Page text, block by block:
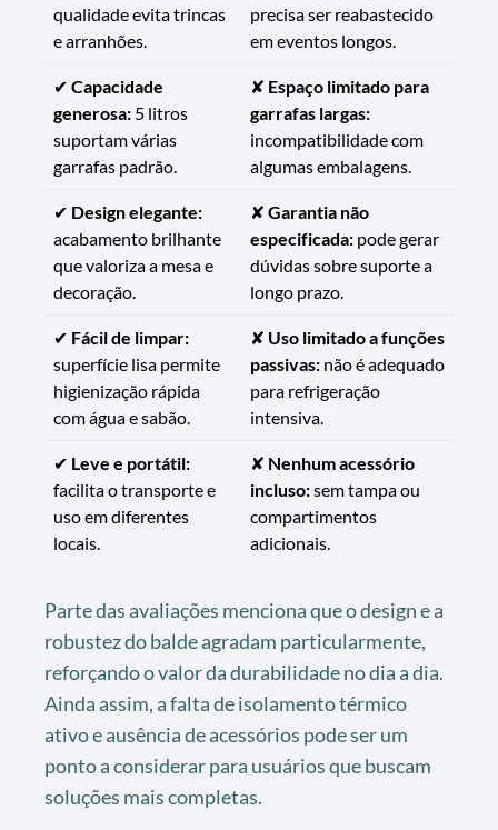
qualidade evita trincas
e arranhões.
precisa ser reabastecido
em eventos longos.
✔ Capacidade
generosa: 5 litros
suportam várias
garrafas padrão.
✘ Espaço limitado para
garrafas largas:
incompatibilidade com
algumas embalagens.
✔ Design elegante:
acabamento brilhante
que valoriza a mesa e
decoração.
✘ Garantia não
especificada: pode gerar
dúvidas sobre suporte a
longo prazo.
✔ Fácil de limpar:
superfície lisa permite
higienização rápida
com água e sabão.
✘ Uso limitado a funções
passivas: não é adequado
para refrigeração
intensiva.
✔ Leve e portátil:
facilita o transporte e
uso em diferentes
locais.
✘ Nenhum acessório
incluso:sem tampa ou
compartimentos
adicionais.
Parte das avaliações menciona que o design e a
robustez do balde agradam particularmente,
reforçando o valor da durabilidade no dia a dia.
Ainda assim, a falta de isolamento térmico
ativo e ausência de acessórios pode ser um
ponto a considerar para usuários que buscam
soluções mais completas.